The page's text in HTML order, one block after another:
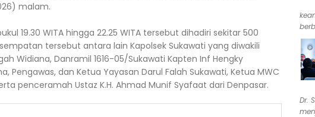
malam.
19.30 WITA hingga 22.25 WITA tersebut dihadiri sekitar 500
tersebut antara lain Kapolsek Sukawati yang diwakili
Widiana, Danramil 1616-05/Sukawati Kapten Inf Hengky
Pengawas, dan Ketua Yayasan Darul Falah Sukawati, Ketua MWC
penceramah Ustaz K.H. Ahmad Munif Syafaat dari Denpasar.
Dr.